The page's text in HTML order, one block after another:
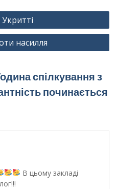
Укритті
насилля
спілкування з
починається
В цьому закладі